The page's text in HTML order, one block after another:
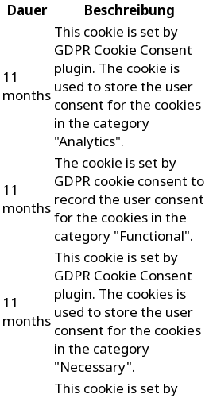
Dauer Beschreibung
11
months
This cookie is set by
GDPR Cookie Consent
plugin. The cookie is
used to store the user
consent for the cookies
in the category
"Analytics".
11
months
The cookie is set by
GDPR cookie consent to
record the user consent
for the cookies in the
category "Functional".
11
months
This cookie is set by
GDPR Cookie Consent
plugin. The cookies is
used to store the user
consent for the cookies
in the category
"Necessary".
This cookie is set by